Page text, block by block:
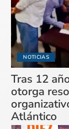
NOTICIAS
Tras 12
otorga
Atlántico